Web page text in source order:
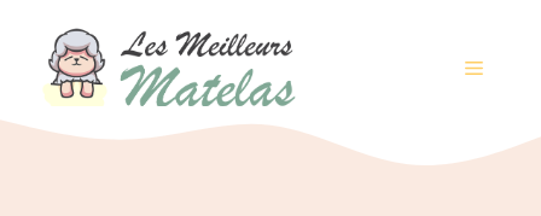
contenu
MENU